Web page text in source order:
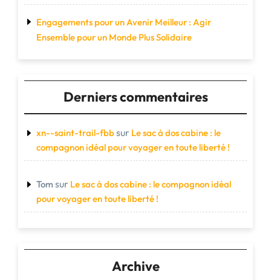
Engagements pour un Avenir Meilleur : Agir
Ensemble pour un Monde Plus Solidaire
Derniers commentaires
xn--saint-trail-fbbsur Le sac à dos cabine : le
compagnon idéal pour voyager en toute liberté !
Tom sur Le sac à dos cabine : le compagnon idéal
pour voyager en toute liberté !
Archive